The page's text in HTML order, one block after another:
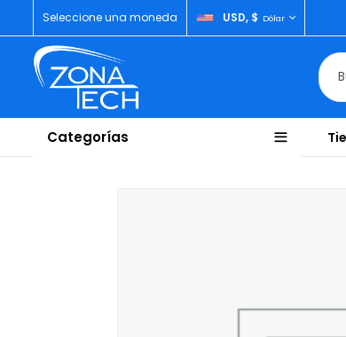
Seleccione una moneda USD, $ Dólar
Categorías